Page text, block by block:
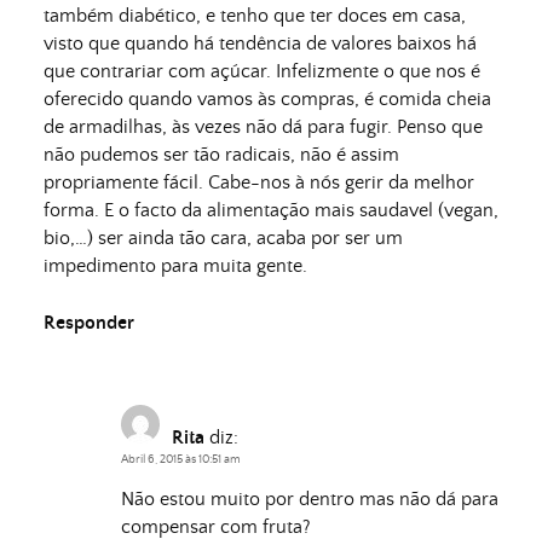
também diabético, e tenho que ter doces em casa,
visto que quando há tendência de valores baixos há
que contrariar com açúcar. Infelizmente o que nos é
oferecido quando vamos às compras, é comida cheia
de armadilhas, às vezes não dá para fugir. Penso que
não pudemos ser tão radicais, não é assim
propriamente fácil. Cabe-nos à nós gerir da melhor
forma. E o facto da alimentação mais saudavel (vegan,
bio,…) ser ainda tão cara, acaba por ser um
impedimento para muita gente.
Responder
Rita diz:
Abril 6, 2015 às 10:51 am
Não estou muito por dentro mas não dá para
compensar com fruta?